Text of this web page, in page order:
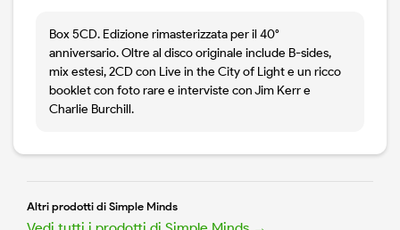
Box 5CD. Edizione rimasterizzata per il 40°
anniversario. Oltre al disco originale include B-sides,
mix estesi, 2CD con Live in the City of Light e un ricco
booklet con foto rare e interviste con Jim Kerr e
Charlie Burchill.
Altri prodotti di Simple Minds